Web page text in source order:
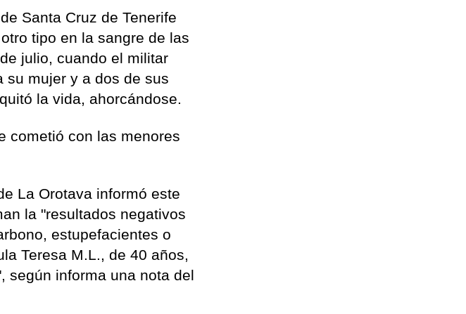
Santa Cruz de Tenerife
tipo en la sangre de las
julio, cuando el militar
su mujer y a dos de sus
la vida, ahorcándose.
cometió con las menores
La Orotava informó este
la "resultados negativos
estupefacientes o
Teresa M.L., de 40 años,
según informa una nota del